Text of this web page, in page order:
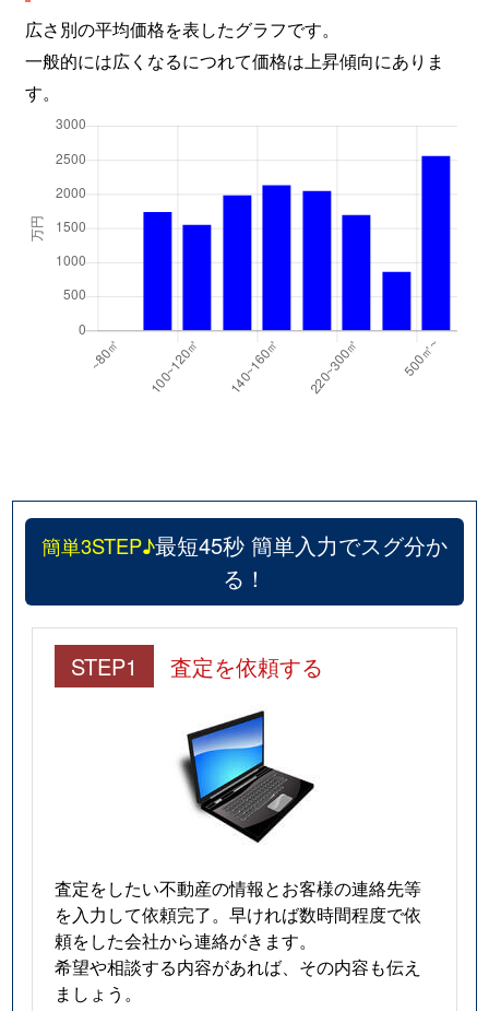
広さ別の平均価格を表したグラフです。
一般的には広くなるにつれて価格は上昇傾向にありま
す。
簡単3STEP♪最短45秒 簡単入力でスグ分か
る！
STEP1 査定を依頼する
査定をしたい不動産の情報とお客様の連絡先等
を入力して依頼完了。早ければ数時間程度で依
頼をした会社から連絡がきます。
希望や相談する内容があれば、その内容も伝え
ましょう。